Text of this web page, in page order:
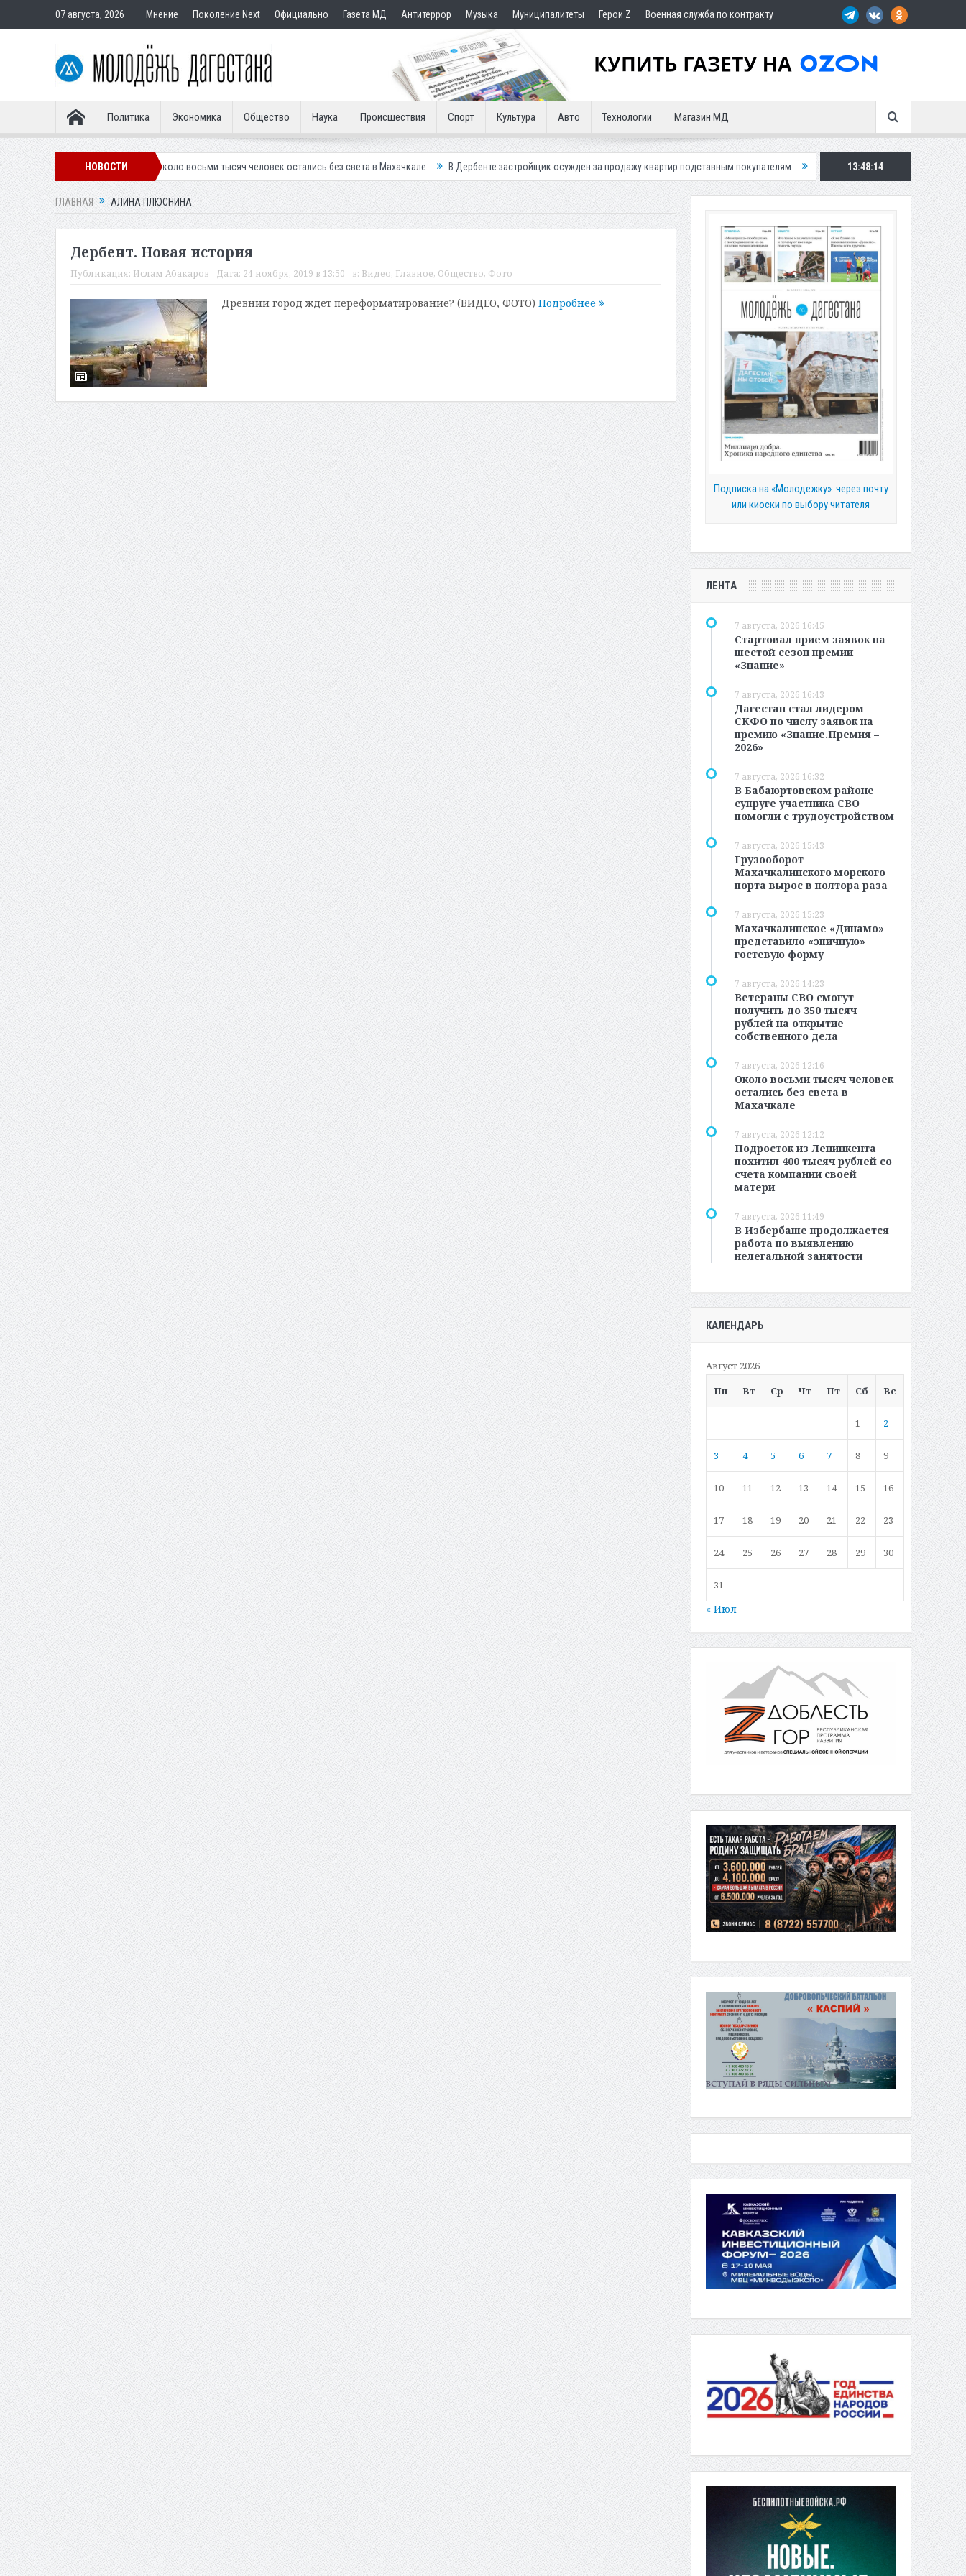
07 августа, 2026 Мнение Поколение Next Официально Газета МД Антитеррор Музыка Муниципалитеты Герои Z Военная служба по контракту
Политика Экономика Общество Наука Происшествия Спорт Культура Авто Технологии Магазин МД
НОВОСТИ
форму Около восьми тысяч человек остались без света в Махачкале В Дербенте застройщик осужден за продажу квартир подставным покупателям Экс-сотрудница Соцфонда получила срок за
13:48:15
ГЛАВНАЯ АЛИНА ПЛЮСНИНА
Дербент. Новая история
Публикация: Ислам Абакаров Дата: 24 ноября, 2019 в 13:50 в: Видео, Главное, Общество, Фото
Древний город ждет переформатирование? (ВИДЕО, ФОТО) Подробнее
Подписка на «Молодежку»: через почту
или киоски по выбору читателя
ЛЕНТА
7 августа, 2026 16:45
Стартовал прием заявок на
шестой сезон премии
«Знание»
7 августа, 2026 16:43
Дагестан стал лидером
СКФО по числу заявок на
премию «Знание.Премия –
2026»
7 августа, 2026 16:32
В Бабаюртовском районе
супруге участника СВО
помогли с трудоустройством
7 августа, 2026 15:43
Грузооборот
Махачкалинского морского
порта вырос в полтора раза
7 августа, 2026 15:23
Махачкалинское «Динамо»
представило «эпичную»
гостевую форму
7 августа, 2026 14:23
Ветераны СВО смогут
получить до 350 тысяч
рублей на открытие
собственного дела
7 августа, 2026 12:16
Около восьми тысяч человек
остались без света в
Махачкале
7 августа, 2026 12:12
Подросток из Ленинкента
похитил 400 тысяч рублей со
счета компании своей
матери
7 августа, 2026 11:49
В Избербаше продолжается
работа по выявлению
нелегальной занятости
КАЛЕНДАРЬ
Август 2026
Пн
Вт Ср Чт Пт Сб Вс
1 2
3 4 5 6 7 8 9
10 11 12 13 14 15 16
17 18 19 20 21 22 23
24 25 26 27 28 29 30
31
« Июл